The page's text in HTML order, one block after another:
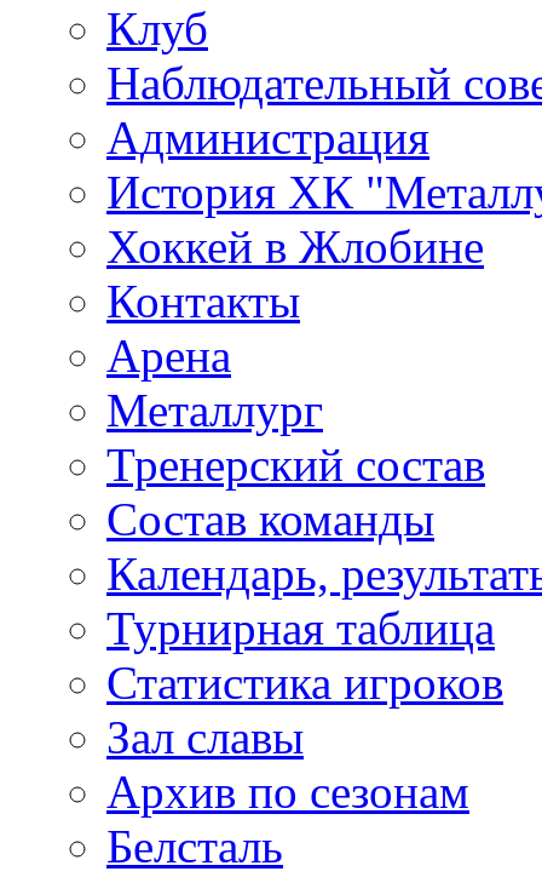
Клуб
Наблюдательный
Администрация
История ХК
Хоккей в Жлобине
Контакты
Арена
Металлург
Тренерский состав
Состав команды
Календарь,
Турнирная таблица
Статистика игроков
Зал славы
Архив по сезонам
Белсталь